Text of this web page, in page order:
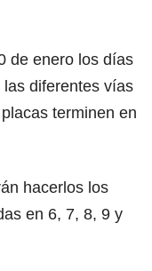
de enero los días
diferentes vías
terminen en
hacerlos los
en 6, 7, 8, 9 y